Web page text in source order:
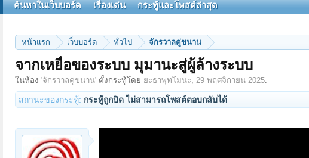
หน้าแรก เว็บบอร์ด ทั่วไป จักรวาลคู่ขนาน
จากเหยื่อของระบบ มุมานะสู่ผู้ล้างระบบ
ในห้อง 'จักรวาลคู่ขนาน' ตั้งกระทู้โดย ยะธาพุทโมนะ, 29 พฤศจิกายน 2025.
สถานะของกระทู้: กระทู้ถูกปิด ไม่สามารถโพสต์ตอบกลับได้
ค้นหาในเว็บบอร์ด เรื่องเด่น กระทู้และโพสต์ล่าสุด